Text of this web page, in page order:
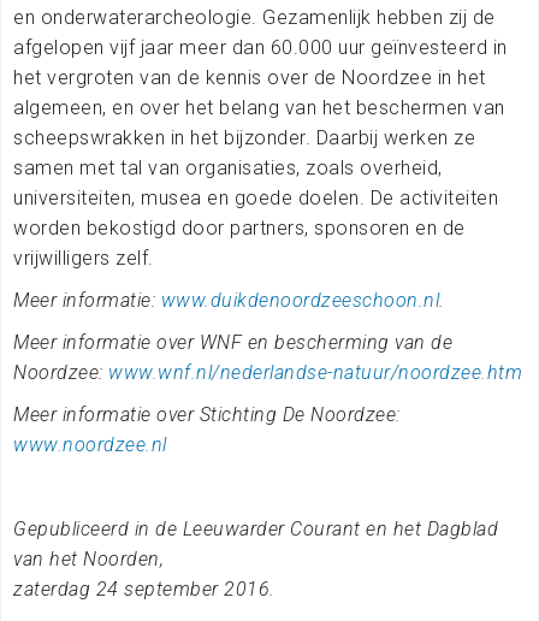
en onderwaterarcheologie. Gezamenlijk hebben zij de
afgelopen vijf jaar meer dan 60.000 uur geïnvesteerd in
het vergroten van de kennis over de Noordzee in het
algemeen, en over het belang van het beschermen van
scheepswrakken in het bijzonder. Daarbij werken ze
samen met tal van organisaties, zoals overheid,
universiteiten, musea en goede doelen. De activiteiten
worden bekostigd door partners, sponsoren en de
vrijwilligers zelf.
Meer informatie: www.duikdenoordzeeschoon.nl.
Meer informatie over WNF en bescherming van de
Noordzee: www.wnf.nl/nederlandse-natuur/noordzee.htm
Meer informatie over Stichting De Noordzee:
www.noordzee.nl
Gepubliceerd in de Leeuwarder Courant en het Dagblad
van het Noorden,
zaterdag 24 september 2016.